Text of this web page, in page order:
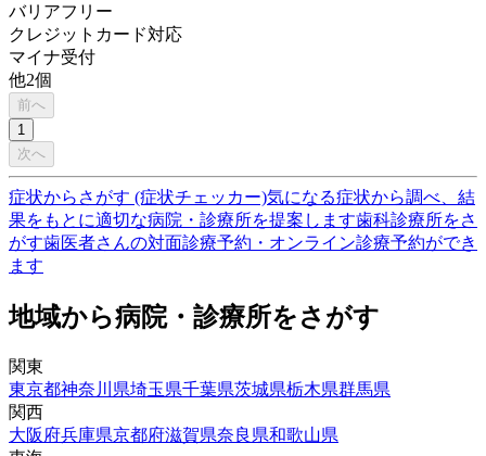
バリアフリー
クレジットカード対応
マイナ受付
他2個
前へ
1
次へ
症状からさがす (症状チェッカー)気になる症状から調べ、結
果をもとに適切な病院・診療所を提案します歯科診療所をさ
がす歯医者さんの対面診療予約・オンライン診療予約ができ
ます
地域から病院・診療所をさがす
関東
東京都神奈川県埼玉県千葉県茨城県栃木県群馬県
関西
大阪府兵庫県京都府滋賀県奈良県和歌山県